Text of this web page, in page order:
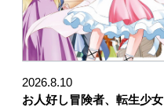
2026.8.10
お人好し冒険者、転生少女